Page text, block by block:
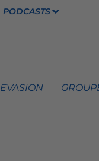
PODCASTS